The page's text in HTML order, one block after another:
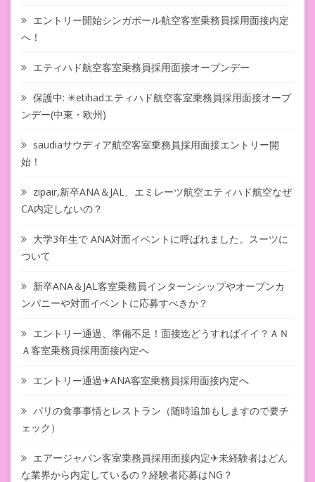
エントリー開始シンガポール航空客室乗務員採用面接内定
へ！
エティハド航空客室乗務員採用面接オープンデー
保護中: ✳︎etihadエティハド航空客室乗務員採用面接オープ
ンデー(中東・欧州)
saudiaサウディア航空客室乗務員採用面接エントリー開
始！
zipair,新卒ANA＆JAL、エミレーツ航空エティハド航空なぜ
CA内定しないの？
大学3年生で ANA対面イベントに呼ばれました。スーツに
ついて
新卒ANA＆JAL客室乗務員インターンシップやオープンカ
ンパニーや対面イベントに応募すべきか？
エントリー通過、準備不足！面接迄どうすればイイ？ＡＮ
Ａ客室乗務員採用面接内定へ
エントリー通過✈ANA客室乗務員採用面接内定へ
パリの食事事情とレストラン（随時追加もしますので要チ
ェック）
エアージャパン客室乗務員採用面接内定✈未経験者はどん
な業界から内定しているの？経験者応募はNG？